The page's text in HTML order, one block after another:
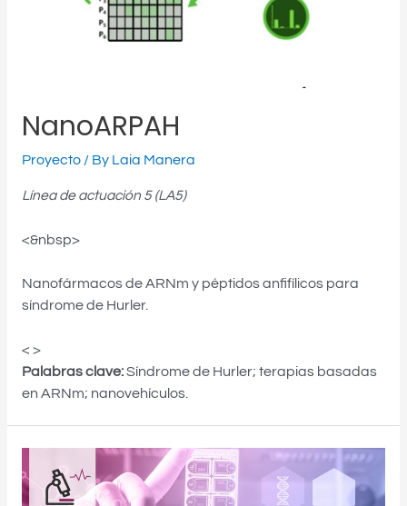
NanoARPAH
Proyecto/ By Laia Manera
Línea de actuación 5 (LA5)
<&nbsp>
Nanofármacos de ARNm y péptidos anfifílicos para
síndrome de Hurler.
< >
Palabras clave:Síndrome de Hurler; terapias basadas
en ARNm; nanovehículos.